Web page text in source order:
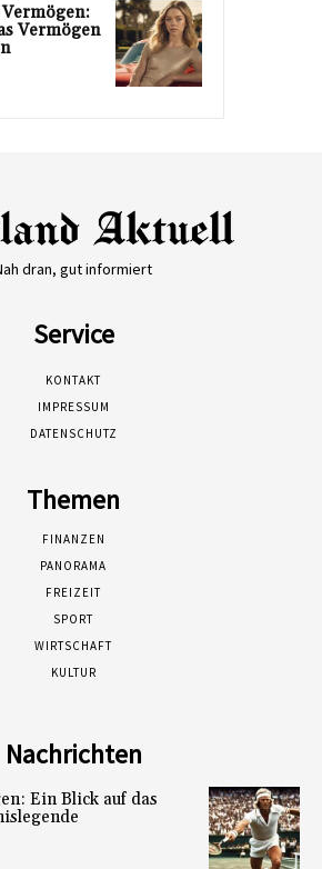
Vermögen:
Vermögen
dran, gut informiert
Service
KONTAKT
IMPRESSUM
DATENSCHUTZ
Themen
FINANZEN
PANORAMA
FREIZEIT
SPORT
WIRTSCHAFT
KULTUR
Nachrichten
Ein Blick auf das